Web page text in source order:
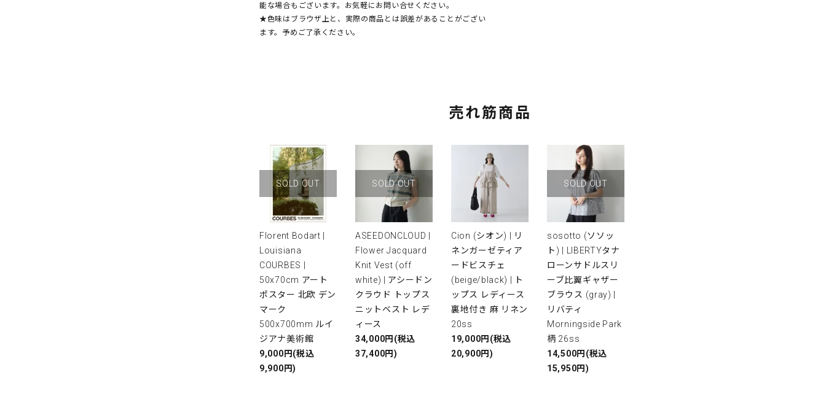
能な場合もございます。お気軽にお問い合せください。
★色味はブラウザ上と、実際の商品とは誤差があることがござい
ます。予めご了承ください。
売れ筋商品
SOLD OUT
Florent Bodart |
Louisiana
COURBES |
50x70cm アート
ポスター 北欧 デン
マーク
500x700mm ルイ
ジアナ美術館
9,000円(税込
9,900円)
SOLD OUT
ASEEDONCLOUD |
Flower Jacquard
Knit Vest (off
white) | アシードン
クラウド トップス
ニットベスト レデ
ィース
34,000円(税込
37,400円)
Cion (シオン) | リ
ネンガーゼティア
ードビスチェ
(beige/black) | ト
ップス レディース
裏地付き 麻 リネン
20ss
19,000円(税込
20,900円)
SOLD OUT
sosotto (ソソッ
ト) | LIBERTYタナ
ローンサドルスリ
ーブ比翼ギャザー
ブラウス (gray) |
リバティ
Morningside Park
柄 26ss
14,500円(税込
15,950円)